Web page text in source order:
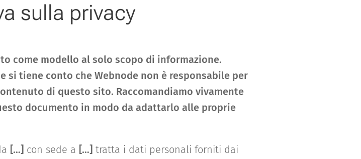
sulla privacy
come modello al solo scopo di informazione.
si tiene conto che Webnode non è responsabile per
di questo sito. Raccomandiamo vivamente
documento in modo da adattarlo alle proprie
[…] con sede a […] tratta i dati personali forniti dai